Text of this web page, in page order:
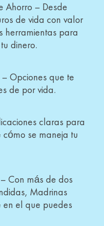
Ahorro – Desde
de vida con valor
herramientas para
dinero.
Opciones que te
de por vida.
claras para
se maneja tu
Con más de dos
Madrinas
en el que puedes